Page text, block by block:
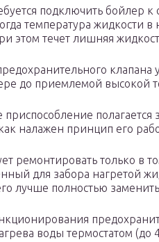
подключить бойлер
температура жидкости
этом течет лишняя
клапана
до приемлемой высокой
полагается
налажен принцип его
ремонтировать только в
для забора нагретой
лучше полностью
воды термостатом (до